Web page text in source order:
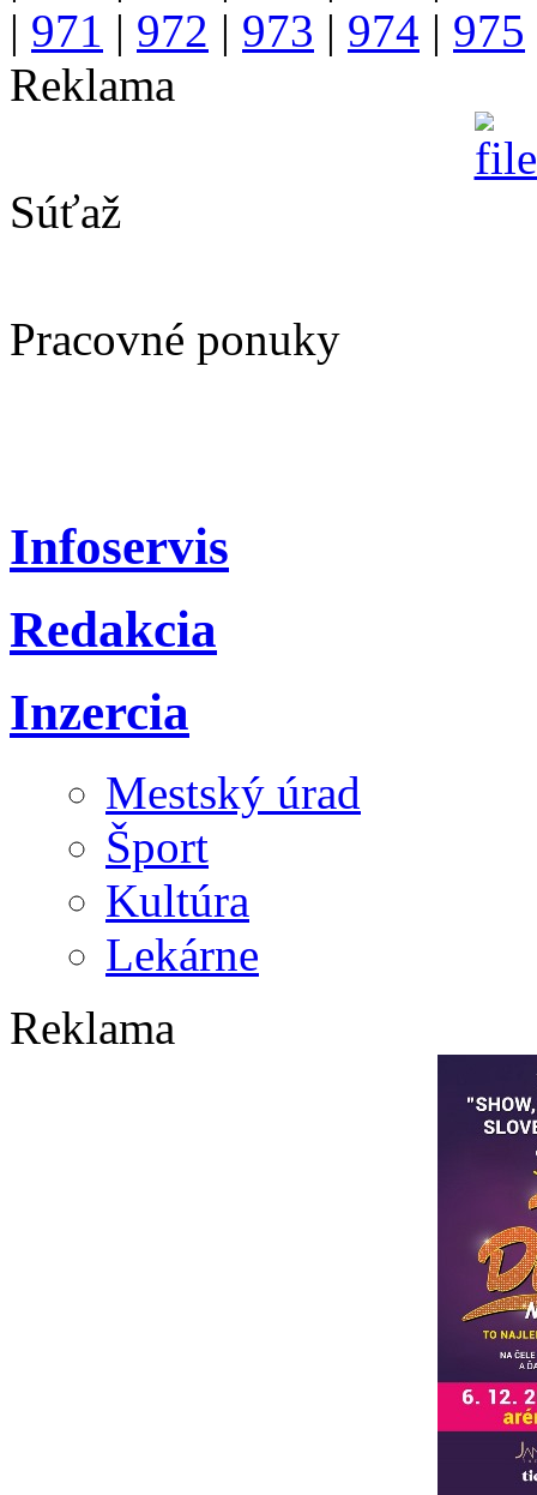
| 971 | 972 | 973 | 974 | 975
Reklama
Súťaž
Pracovné ponuky
Infoservis
Redakcia
Inzercia
Mestský úrad
Šport
Kultúra
Lekárne
Reklama